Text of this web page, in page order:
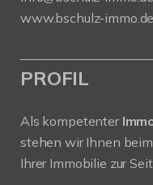
www.bschulz-immo.de
PROFIL
Als kompetenter
stehen wir Ihnen
Ihrer Immobilie zur